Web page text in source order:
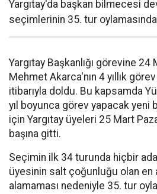
Yargıtay'da başkan bilmecesi
seçimlerinin 35. tur
Yargıtay Başkanlığı görevine
Mehmet Akarca'nın 4 yıllık
itibarıyla doldu. Bu kapsamda
yıl boyunca görev yapacak yeni
için Yargıtay üyeleri 25 Mart
başına gitti.
Seçimin ilk 34 turunda hiçbir
üyesinin salt çoğunluğu olan en
alamaması nedeniyle 35. tur